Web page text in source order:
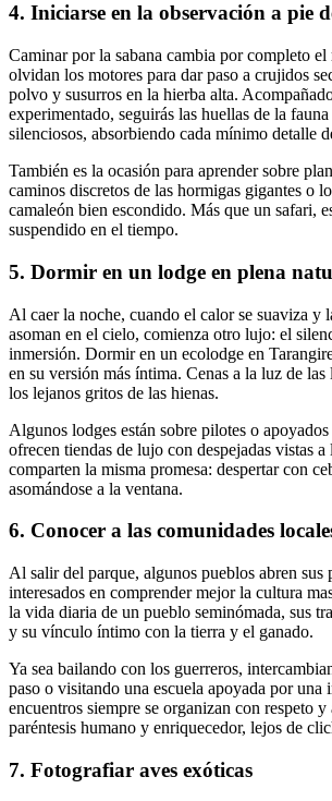
4. Iniciarse en la observación a pie
Caminar por la sabana cambia por completo
olvidan los motores para dar paso a crujidos
polvo y susurros en la hierba alta.
experimentado, seguirás las huellas de la
silenciosos, absorbiendo cada mínimo detalle
También es la ocasión para aprender sobre
caminos discretos de las hormigas gigantes o
camaleón bien escondido. Más que un safari,
suspendido en el tiempo.
5. Dormir en un lodge en plena
Al caer la noche, cuando el calor se suaviza y
asoman en el cielo, comienza otro lujo: el
inmersión. Dormir en un ecolodge en
en su versión más íntima. Cenas a la luz de
los lejanos gritos de las hienas.
Algunos lodges están sobre pilotes o
ofrecen tiendas de lujo con despejadas vistas a
comparten la misma promesa: despertar con
asomándose a la ventana.
6. Conocer a las comunidades
Al salir del parque, algunos pueblos abren sus
interesados en comprender mejor la cultura
la vida diaria de un pueblo seminómada, sus
y su vínculo íntimo con la tierra y el ganado.
Ya sea bailando con los guerreros,
paso o visitando una escuela apoyada por una
encuentros siempre se organizan con respeto
paréntesis humano y enriquecedor, lejos de
7. Fotografiar aves exóticas